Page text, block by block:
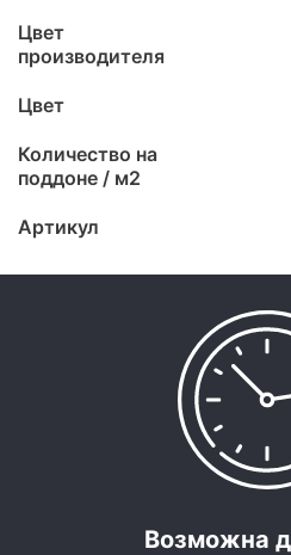
Цвет
производителя
Цвет
Количество на
поддоне / м2
Артикул
Возможна